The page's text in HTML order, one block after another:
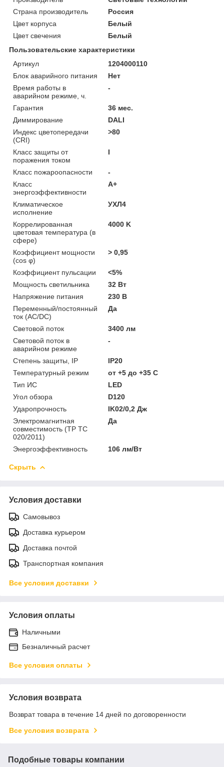
Страна производитель
Россия
Цвет корпуса
Белый
Цвет свечения
Белый
Пользовательские характеристики
Артикул
1204000110
Блок аварийного питания
Нет
Время работы в
аварийном режиме, ч.
-
Гарантия
36 мес.
Диммирование
DALI
Индекс цветопередачи
(CRI)
>80
Класс защиты от
поражения током
I
Класс пожароопасности
-
Класс
энергоэффективности
A+
Климатическое
исполнение
УХЛ4
Коррелированная
цветовая температура (в
сфере)
4000 K
Коэффициент мощности
(cos φ)
> 0,95
Коэффициент пульсации
<5%
Мощность светильника
32 Вт
Напряжение питания
230 В
Переменный/постоянный
ток (AC/DC)
Да
Световой поток
3400 лм
Световой поток в
аварийном режиме
-
Степень защиты, IP
IP20
Температурный режим
от +5 до +35 C
Тип ИС
LED
Угол обзора
D120
Ударопрочность
IK02/0,2 Дж
Электромагнитная
совместимость (ТР ТС
020/2011)
Да
Энергоэффективность 106 лм/Вт
Скрыть
Условия доставки
Самовывоз
Доставка курьером
Доставка почтой
Транспортная компания
Все условия доставки
Условия оплаты
Наличными
Безналичный расчет
Все условия оплаты
Условия возврата
Возврат товара в течение 14 дней по договоренности
Все условия возврата
Подобные товары компании